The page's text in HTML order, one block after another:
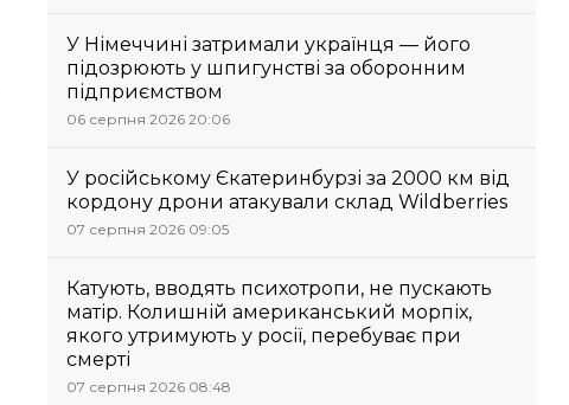
У Німеччині затримали українця — його
підозрюють у шпигунстві за оборонним
підприємством
06 серпня 2026 20:06
У російському Єкатеринбурзі за 2000 км від
кордону дрони атакували склад Wildberries
07 серпня 2026 09:05
Катують, вводять психотропи, не пускають
матір. Колишній американський морпіх,
якого утримують у росії, перебуває при
смерті
07 серпня 2026 08:48